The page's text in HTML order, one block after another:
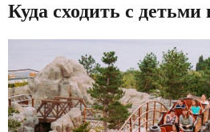
Куда сходить с детьми